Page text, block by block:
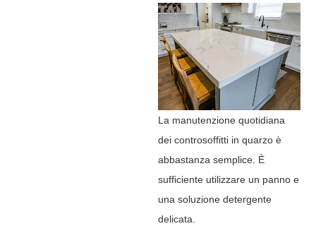
La manutenzione quotidiana
dei controsoffitti in quarzo è
abbastanza semplice. È
sufficiente utilizzare un panno e
una soluzione detergente
delicata.